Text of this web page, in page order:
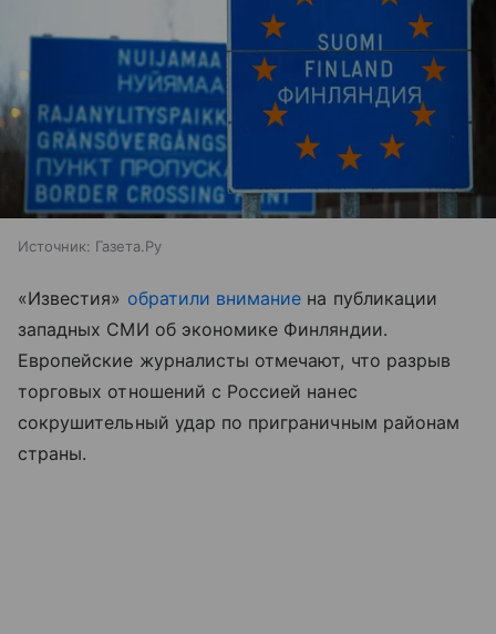
Источник: Газета.Ру
«Известия» обратили внимание на публикации
западных СМИ об экономике Финляндии.
Европейские журналисты отмечают, что разрыв
торговых отношений с Россией нанес
сокрушительный удар по приграничным районам
страны.